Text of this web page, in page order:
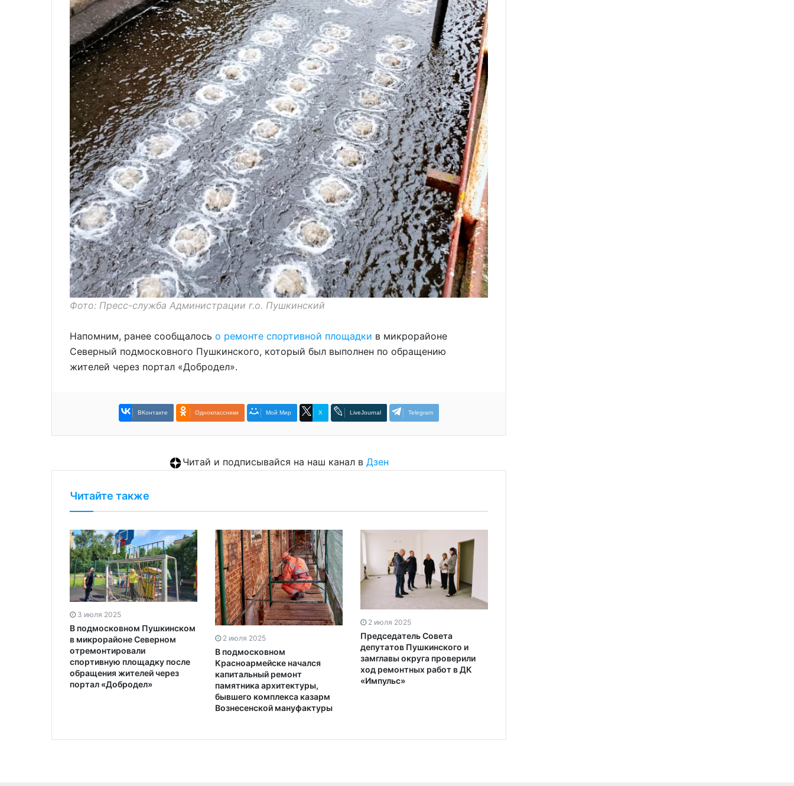
Фото: Пресс-служба Администрации г.о. Пушкинский
Напомним, ранее сообщалось о ремонте спортивной площадки в микрорайоне
Северный подмосковного Пушкинского, который был выполнен по обращению
жителей через портал «Добродел».
ВКонтакте Одноклассники Мой Мир X LiveJournal Telegram
Читай и подписывайся на наш канал в Дзен
Читайте также
3 июля 2025
В подмосковном Пушкинском
в микрорайоне Северном
отремонтировали
спортивную площадку после
обращения жителей через
портал «Добродел»
2 июля 2025
В подмосковном
Красноармейске начался
капитальный ремонт
памятника архитектуры,
бывшего комплекса казарм
Вознесенской мануфактуры
2 июля 2025
Председатель Совета
депутатов Пушкинского и
замглавы округа проверили
ход ремонтных работ в ДК
«Импульс»